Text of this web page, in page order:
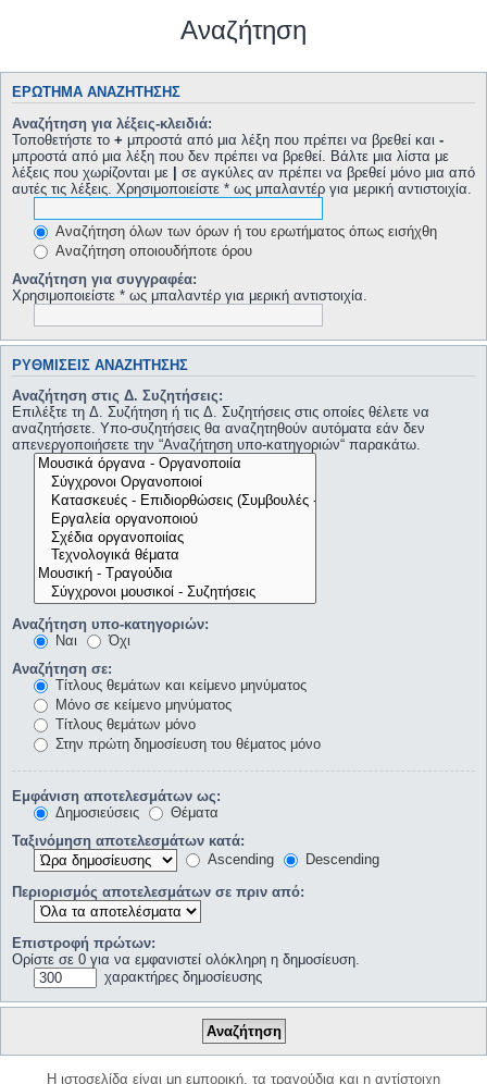
Αναζήτηση
ΕΡΏΤΗΜΑ ΑΝΑΖΉΤΗΣΗΣ
Αναζήτηση για λέξεις-κλειδιά:
Τοποθετήστε το + μπροστά από μια λέξη που πρέπει να βρεθεί και -
μπροστά από μια λέξη που δεν πρέπει να βρεθεί. Βάλτε μια λίστα με
λέξεις που χωρίζονται με | σε αγκύλες αν πρέπει να βρεθεί μόνο μια από
αυτές τις λέξεις. Χρησιμοποιείστε * ως μπαλαντέρ για μερική αντιστοιχία.
Αναζήτηση όλων των όρων ή του ερωτήματος όπως εισήχθη
Αναζήτηση οποιουδήποτε όρου
Αναζήτηση για συγγραφέα:
Χρησιμοποιείστε * ως μπαλαντέρ για μερική αντιστοιχία.
ΡΥΘΜΊΣΕΙΣ ΑΝΑΖΉΤΗΣΗΣ
Αναζήτηση στις Δ. Συζητήσεις:
Επιλέξτε τη Δ. Συζήτηση ή τις Δ. Συζητήσεις στις οποίες θέλετε να
αναζητήσετε. Υπο-συζητήσεις θα αναζητηθούν αυτόματα εάν δεν
απενεργοποιήσετε την “Αναζήτηση υπο-κατηγοριών“ παρακάτω.
Αναζήτηση υπο-κατηγοριών:
Ναι
Όχι
Αναζήτηση σε:
Τίτλους θεμάτων και κείμενο μηνύματος
Μόνο σε κείμενο μηνύματος
Τίτλους θεμάτων μόνο
Στην πρώτη δημοσίευση του θέματος μόνο
Εμφάνιση αποτελεσμάτων ως:
Δημοσιεύσεις
Θέματα
Ταξινόμηση αποτελεσμάτων κατά:
Ascending
Descending
Περιορισμός αποτελεσμάτων σε πριν από:
Επιστροφή πρώτων:
Ορίστε σε 0 για να εμφανιστεί ολόκληρη η δημοσίευση.
χαρακτήρες δημοσίευσης
Η ιστοσελίδα είναι μη εμπορική, τα τραγούδια και η αντίστοιχη